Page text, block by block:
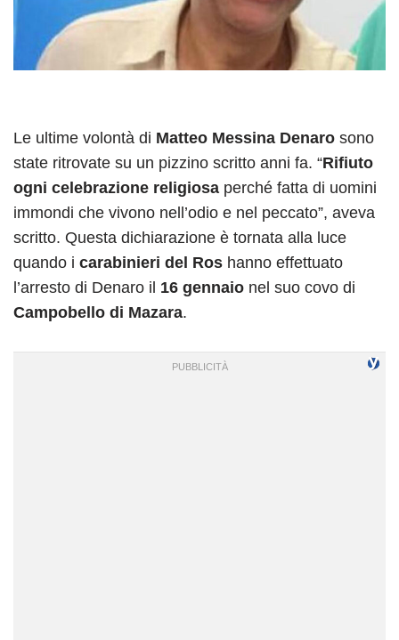
Le ultime volontà di Matteo Messina Denaro sono
state ritrovate su un pizzino scritto anni fa. “Rifiuto
ogni celebrazione religiosa perché fatta di uomini
immondi che vivono nell’odio e nel peccato”, aveva
scritto. Questa dichiarazione è tornata alla luce
quando i carabinieri del Ros hanno effettuato
l’arresto di Denaro il 16 gennaio nel suo covo di
Campobello di Mazara.